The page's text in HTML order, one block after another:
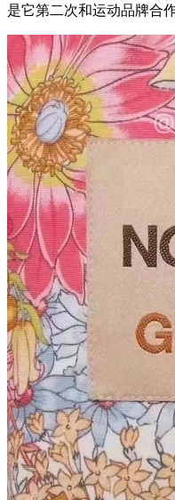
是它第二次和运动品牌合